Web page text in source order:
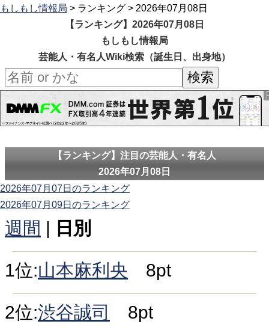
もしもし情報局 > ランキング > 2026年07月08日
【ランキング】2026年07月08日
もしもし情報局
芸能人・有名人Wiki検索（誕生日、出身地）
【ランキング】注目の芸能人・有名人
2026年07月08日
2026年07月07日のランキング
2026年07月09日のランキング
週間 | 日別
1位:山本麻利央 8pt
2位:渋谷誠司 8pt